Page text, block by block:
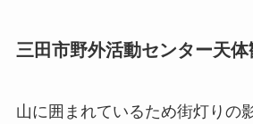
三田市野外活動センター天
山に囲まれているため街灯りの